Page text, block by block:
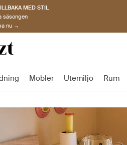
MED STIL
säsongen
nu →
Möbler Utemiljö Rum